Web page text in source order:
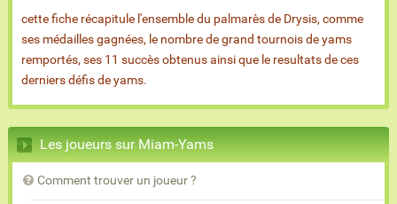
cette fiche récapitule l'ensemble du palmarès de Drysis, comme
ses médailles gagnées, le nombre de grand tournois de yams
remportés, ses 11 succès obtenus ainsi que le resultats de ces
derniers défis de yams.
Les joueurs sur Miam-Yams
Comment trouver un joueur ?